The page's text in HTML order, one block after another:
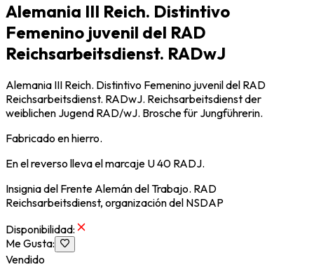
Alemania III Reich. Distintivo
Femenino juvenil del RAD
Reichsarbeitsdienst. RADwJ
Alemania III Reich. Distintivo Femenino juvenil del RAD
Reichsarbeitsdienst. RADwJ. Reichsarbeitsdienst der
weiblichen Jugend RAD/wJ. Brosche für Jungführerin.
Fabricado en hierro.
En el reverso lleva el marcaje U 40 RADJ.
Insignia del Frente Alemán del Trabajo. RAD
Reichsarbeitsdienst, organización del NSDAP
Disponibilidad:
Me Gusta:
Vendido